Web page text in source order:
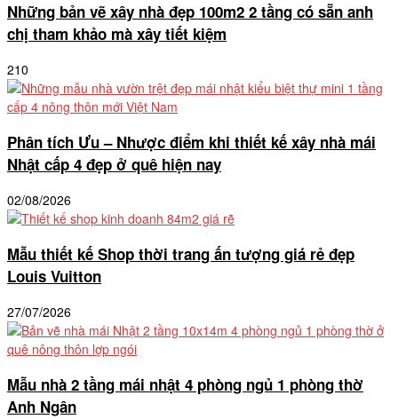
Những bản vẽ xây nhà đẹp 100m2 2 tầng có sẵn anh
chị tham khảo mà xây tiết kiệm
210
Phân tích Ưu – Nhược điểm khi thiết kế xây nhà mái
Nhật cấp 4 đẹp ở quê hiện nay
02/08/2026
Mẫu thiết kế Shop thời trang ấn tượng giá rẻ đẹp
Louis Vuitton
27/07/2026
Mẫu nhà 2 tầng mái nhật 4 phòng ngủ 1 phòng thờ
Anh Ngân